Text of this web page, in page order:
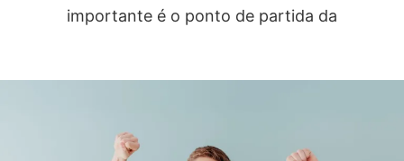
importante é o ponto de partida da